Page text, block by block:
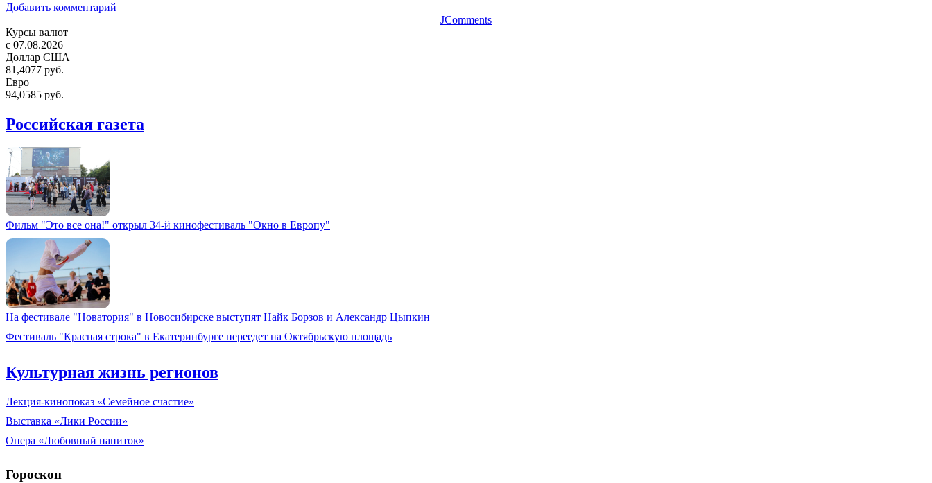
Добавить комментарий
JComments
Курсы валют
c 07.08.2026
Доллар США
81,4077 руб.
Евро
94,0585 руб.
Российская газета
Фильм "Это все она!" открыл 34-й кинофестиваль "Окно в Европу"
На фестивале "Новатория" в Новосибирске выступят Найк Борзов и Александр Цыпкин
Фестиваль "Красная строка" в Екатеринбурге переедет на Октябрьскую площадь
Культурная жизнь регионов
Лекция-кинопоказ «Семейное счастие»
Выставка «Лики России»
Опера «Любовный напиток»
Гороскоп